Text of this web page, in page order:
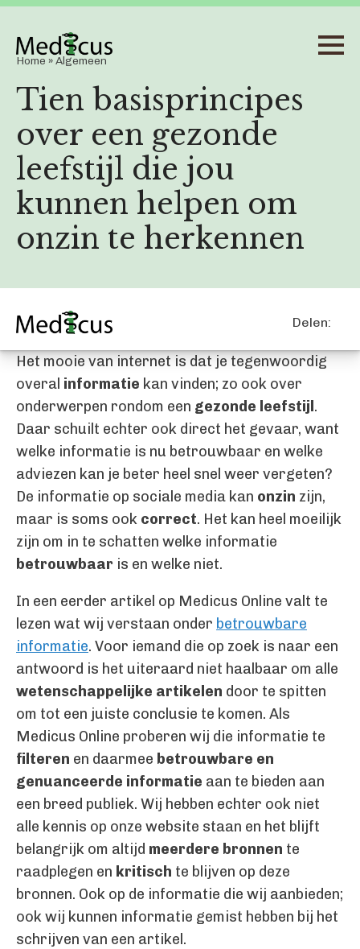
Home »Algemeen
Tien basisprincipes
over een gezonde
leefstijl die jou
kunnen helpen om
onzin te herkennen
Delen:
Het mooie van internet is dat je tegenwoordig
overal informatie kan vinden; zo ook over
onderwerpen rondom een gezonde leefstijl .
Daar schuilt echter ook direct het gevaar, want
welke informatie is nu betrouwbaar en welke
adviezen kan je beter heel snel weer vergeten?
De informatie op sociale media kan onzin zijn,
maar is soms ook correct. Het kan heel moeilijk
zijn om in te schatten welke informatie
betrouwbaar is en welke niet.
In een eerder artikel op Medicus Online valt te
lezen wat wij verstaan onder betrouwbare
informatie. Voor iemand die op zoek is naar een
antwoord is het uiteraard niet haalbaar om alle
wetenschappelijke artikelen door te spitten
om tot een juiste conclusie te komen. Als
Medicus Online proberen wij die informatie te
filteren en daarmee betrouwbare en
genuanceerde informatie aan te bieden aan
een breed publiek. Wij hebben echter ook niet
alle kennis op onze website staan en het blijft
belangrijk om altijd meerdere bronnen te
raadplegen en kritisch te blijven op deze
bronnen. Ook op de informatie die wij aanbieden;
ook wij kunnen informatie gemist hebben bij het
schrijven van een artikel.